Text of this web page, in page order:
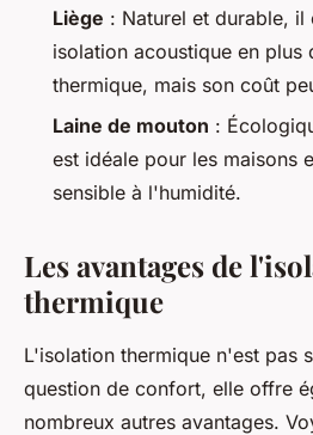
Liège : Naturel et durable, il
isolation acoustique en plus
thermique, mais son coût
Laine de mouton :
est idéale pour les maisons
sensible à l'humidité.
Les avantages de
thermique
L'isolation thermique n'est pas
question de confort, elle offre
nombreux autres avantages.